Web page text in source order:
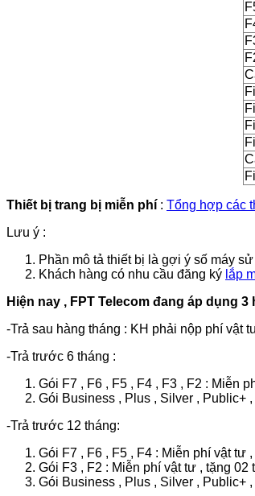
Thiết bị trang bị miễn phí : Tổng hợp các
Lưu ý :
Phần mô tả thiết bị là gợi ý số máy
Khách hàng có nhu cầu đăng ký lắp
Hiện nay , FPT Telecom đang áp dụng
-Trả sau hàng tháng : KH phải nộp phí vật
-Trả trước 6 tháng :
Gói F7 , F6 , F5 , F4 , F3 , F2 : Miễn
Gói Business , Plus , Silver , Public+
-Trả trước 12 tháng:
Gói F7 , F6 , F5 , F4 : Miễn phí vật tư
Gói F3 , F2 : Miễn phí vật tư , tặng 02
Gói Business , Plus , Silver , Public+